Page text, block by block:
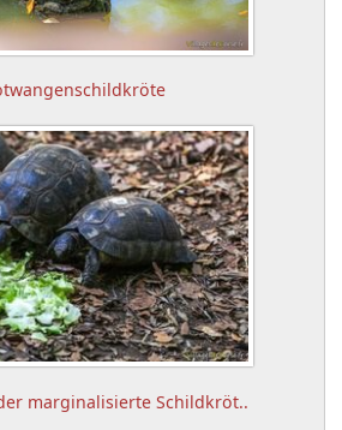
marginalisierte Schildkröt..